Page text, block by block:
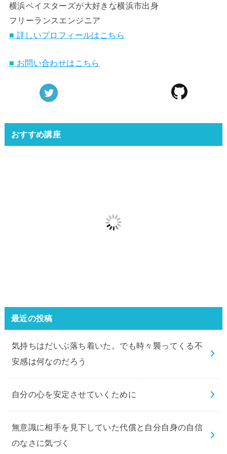
横浜ベイスターズが大好きな横浜市出身
フリーランスエンジニア
■ 詳しいプロフィールはこちら
■ お問い合わせはこちら
おすすめ講座
最近の投稿
気持ちはだいぶ落ち着いた。でも時々襲ってくる不
安感は何なのだろう
自分の心を安定させていくために
無意識に相手を見下していた代償と自分自身の自信
のなさに気づく